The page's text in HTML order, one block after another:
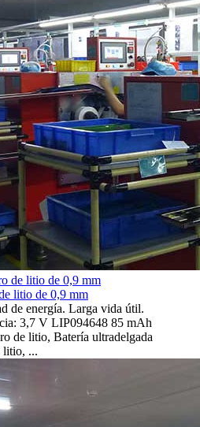
litio de 0,9 mm
de energía. Larga vida útil.
3,7 V LIP094648 85 mAh
de litio, Batería ultradelgada
litio, ...